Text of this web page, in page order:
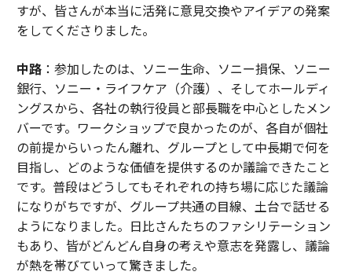
すが、皆さんが本当に活発に意見交換やアイデアの発案
をしてくださりました。
中路：参加したのは、ソニー生命、ソニー損保、ソニー
銀行、ソニー・ライフケア（介護）、そしてホールディ
ングスから、各社の執行役員と部長職を中心としたメン
バーです。ワークショップで良かったのが、各自が個社
の前提からいったん離れ、グループとして中長期で何を
目指し、どのような価値を提供するのか議論できたこと
です。普段はどうしてもそれぞれの持ち場に応じた議論
になりがちですが、グループ共通の目線、土台で話せる
ようになりました。日比さんたちのファシリテーション
もあり、皆がどんどん自身の考えや意志を発露し、議論
が熱を帯びていって驚きました。